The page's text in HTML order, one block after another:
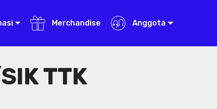
Merchandise Anggota
TTK